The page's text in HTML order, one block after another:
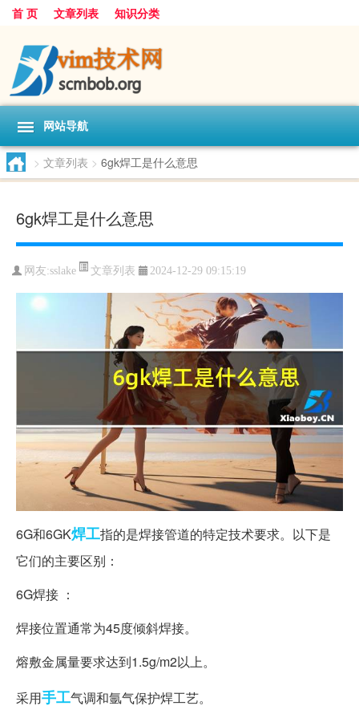
首 页 文章列表 知识分类
网站导航
> 文章列表 > 6gk焊工是什么意思
6gk焊工是什么意思
网友:sslake 文章列表 2024-12-29 09:15:19
6G和6GK焊工指的是焊接管道的特定技术要求。以下是
它们的主要区别：
6G焊接 ：
焊接位置通常为45度倾斜焊接。
熔敷金属量要求达到1.5g/m2以上。
采用手工气调和氩气保护焊工艺。